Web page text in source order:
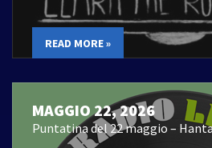
READ MORE »
MAGGIO 22, 2026
Puntatina del 22 maggio –